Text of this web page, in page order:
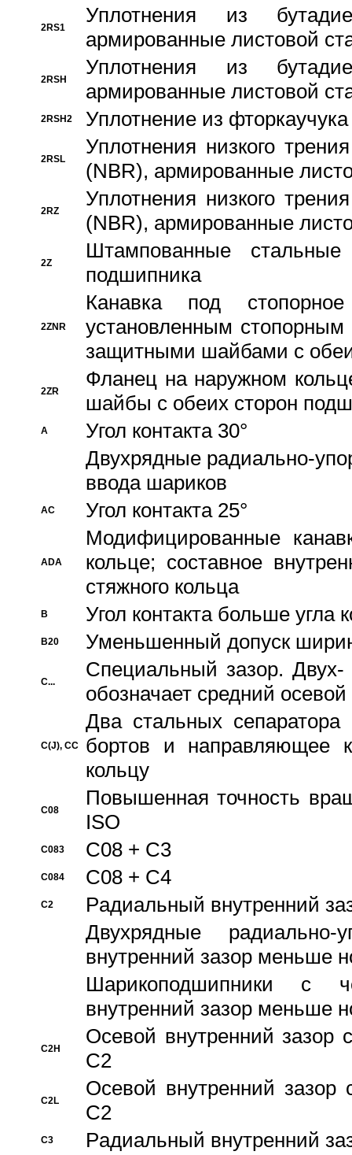
2RS1
Уплотнения из
армированные листовой
2RSH
Уплотнения из
армированные листовой
2RSH2 Уплотнение из
2RSL
Уплотнения низкого
(NBR), армированные
2RZ
Уплотнения низкого
(NBR), армированные
2Z
Штампованные
подшипника
2ZNR
Канавка под
установленным
защитными шайбами с
2ZR
Фланец на наружном
шайбы с обеих сторон
A
Угол контакта 30°
Двухрядные радиально-
ввода шариков
AC Угол контакта 25°
ADA
Модифицированные
кольце; составное
стяжного кольца
B Угол контакта больше угла
B20 Уменьшенный допуск
C...
Специальный зазор.
обозначает средний
C(J), CC
Два стальных сепаратора
бортов и направляющее
кольцу
C08
Повышенная точность
ISO
C083 C08 + C3
C084 C08 + C4
C2
Pадиальный внутренний
Двухрядные радиально-
внутренний зазор меньше
Шарикоподшипники с
внутренний зазор меньше
C2H
Осевой внутренний зазор
C2
C2L
Осевой внутренний зазор
C2
C3 Pадиальный внутренний